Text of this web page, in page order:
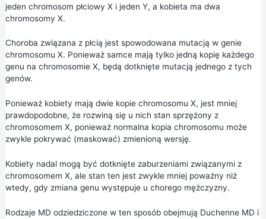
jeden chromosom płciowy X i jeden Y, a kobieta ma dwa
chromosomy X.
Choroba związana z płcią jest spowodowana mutacją w genie
chromosomu X. Ponieważ samce mają tylko jedną kopię każdego
genu na chromosomie X, będą dotknięte mutacją jednego z tych
genów.
Ponieważ kobiety mają dwie kopie chromosomu X, jest mniej
prawdopodobne, że rozwiną się u nich stan sprzężony z
chromosomem X, ponieważ normalna kopia chromosomu może
zwykle pokrywać (maskować) zmienioną wersję.
Kobiety nadal mogą być dotknięte zaburzeniami związanymi z
chromosomem X, ale stan ten jest zwykle mniej poważny niż
wtedy, gdy zmiana genu występuje u chorego mężczyzny.
Rodzaje MD odziedziczone w ten sposób obejmują Duchenne MD i